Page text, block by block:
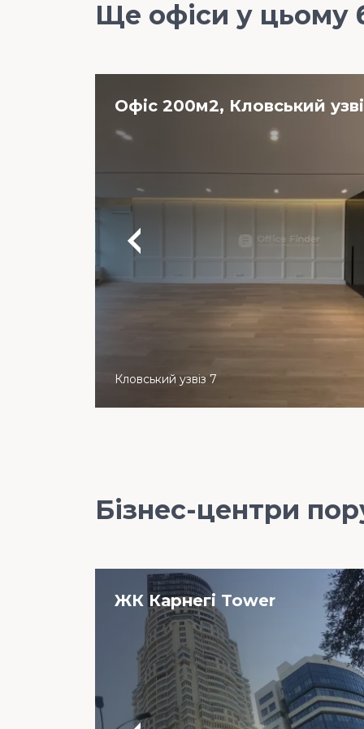
Ще офіси у цьому
Офіс 200м2, Кловський
Кловський узвіз 7
Бізнес-центри
ЖК Карнегі Tower